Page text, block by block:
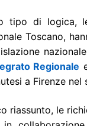
tipo di logica,
Toscano,
Regionale
a Firenze
riassunto, le